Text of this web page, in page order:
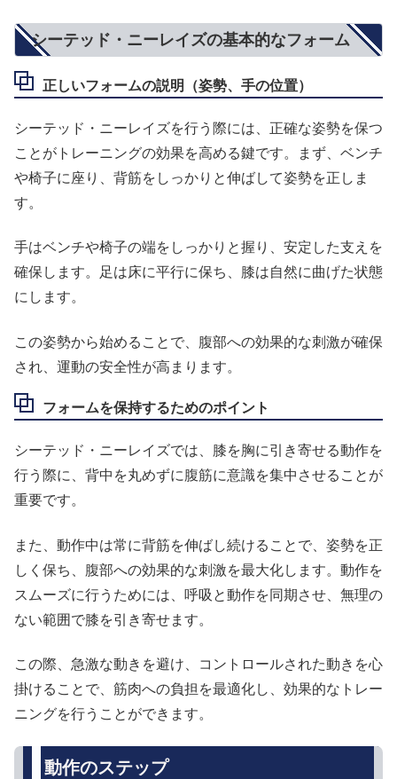
シーテッド・ニーレイズの基本的なフォーム
正しいフォームの説明（姿勢、手の位置）
シーテッド・ニーレイズを行う際には、正確な姿勢を保つ
ことがトレーニングの効果を高める鍵です。まず、ベンチ
や椅子に座り、背筋をしっかりと伸ばして姿勢を正しま
す。
手はベンチや椅子の端をしっかりと握り、安定した支えを
確保します。足は床に平行に保ち、膝は自然に曲げた状態
にします。
この姿勢から始めることで、腹部への効果的な刺激が確保
され、運動の安全性が高まります。
フォームを保持するためのポイント
シーテッド・ニーレイズでは、膝を胸に引き寄せる動作を
行う際に、背中を丸めずに腹筋に意識を集中させることが
重要です。
また、動作中は常に背筋を伸ばし続けることで、姿勢を正
しく保ち、腹部への効果的な刺激を最大化します。動作を
スムーズに行うためには、呼吸と動作を同期させ、無理の
ない範囲で膝を引き寄せます。
この際、急激な動きを避け、コントロールされた動きを心
掛けることで、筋肉への負担を最適化し、効果的なトレー
ニングを行うことができます。
動作のステップ